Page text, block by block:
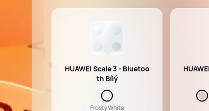
HUAWEI Scale 3 - Bluetoo
th Bílý
Frosty White